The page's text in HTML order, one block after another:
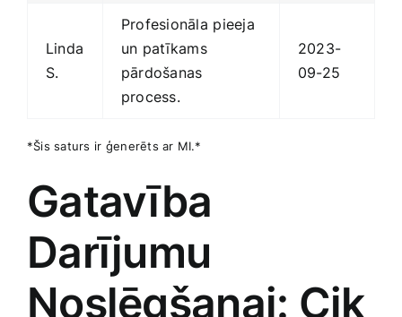
Linda
S.
Profesionāla⁤ pieeja
un ⁣patīkams
pārdošanas
process.
2023-
09-25
*Šis saturs ir ⁤ģenerēts ar MI.*
Gatavība
Darījumu
Noslēgšanai: Cik